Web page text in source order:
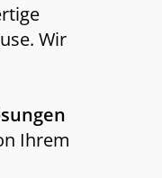
Wir
Ihrem